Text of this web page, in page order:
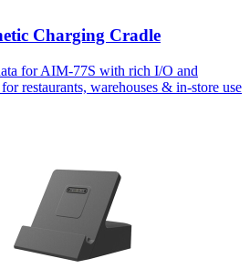
Charging Cradle
for AIM-77S with rich I/O and
restaurants, warehouses & in-store use